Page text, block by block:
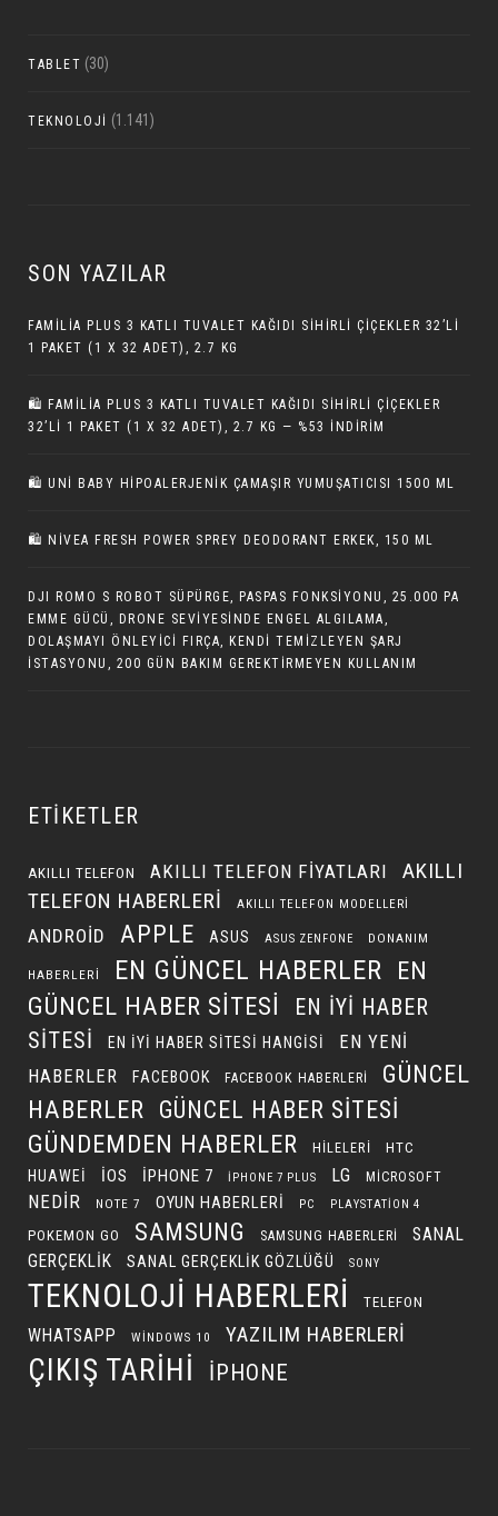
TABLET (30)
TEKNOLOJI (1.141)
SON YAZILAR
FAMILIA PLUS 3 KATLI TUVALET KAĞIDI SIHIRLI ÇIÇEKLER 32’LI
1 PAKET (1 X 32 ADET), 2.7 KG
🛍️ FAMILIA PLUS 3 KATLI TUVALET KAĞIDI SIHIRLI ÇIÇEKLER
32’LI 1 PAKET (1 X 32 ADET), 2.7 KG — %53 İNDIRIM
🛍️ UNI BABY HIPOALERJENIK ÇAMAŞIR YUMUŞATICISI 1500 ML
🛍️ NIVEA FRESH POWER SPREY DEODORANT ERKEK, 150 ML
DJI ROMO S ROBOT SÜPÜRGE, PASPAS FONKSIYONU, 25.000 PA
EMME GÜCÜ, DRONE SEVIYESINDE ENGEL ALGILAMA,
DOLAŞMAYI ÖNLEYICI FIRÇA, KENDI TEMIZLEYEN ŞARJ
İSTASYONU, 200 GÜN BAKIM GEREKTIRMEYEN KULLANIM
ETIKETLER
AKILLI TELEFON AKILLI TELEFON FIYATLARI
AKILLI
TELEFON HABERLERI
AKILLI TELEFON MODELLERI
ANDROID APPLE ASUS ASUS ZENFONE DONANIM
HABERLERI EN GÜNCEL HABERLER EN
GÜNCEL HABER SITESI
EN IYI HABER
SITESI
EN IYI HABER SITESI HANGISI
EN YENI
HABERLER
FACEBOOK FACEBOOK HABERLERI
GÜNCEL
HABERLER
GÜNCEL HABER SITESI
GÜNDEMDEN HABERLER HILELERI HTC
HUAWEI IOS IPHONE 7 IPHONE 7 PLUS LG MICROSOFT
NEDIR NOTE 7 OYUN HABERLERI PC PLAYSTATION 4
POKEMON GO SAMSUNG SAMSUNG HABERLERI
SANAL
GERÇEKLIK
SANAL GERÇEKLIK GÖZLÜĞÜ SONY
TEKNOLOJI HABERLERI TELEFON
WHATSAPP WINDOWS 10 YAZILIM HABERLERI
ÇIKIŞ TARIHI İPHONE